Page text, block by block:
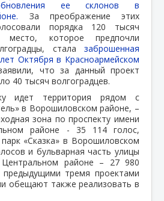
ее склонов в
За преображение этих
порядка 120 тысяч
место, которое предпочли
стала заброшенная
Октября в Красноармейском
что за данный проект
40 тысяч волгоградцев.
идет территория рядом с
в Ворошиловском районе, –
зона по проспекту имени
районе - 35 114 голос,
«Сказка» в Ворошиловском
и бульварная часть улицы
районе – 27 980
тремя проектами
обещают также реализовать в